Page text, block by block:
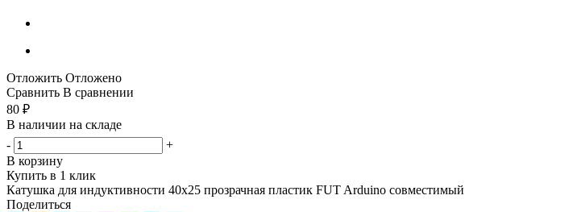
Отложить Отложено
Сравнить В сравнении
80 ₽
В наличии на складе
-
+
В корзину
Купить в 1 клик
Катушка для индуктивности 40x25 прозрачная пластик FUT Arduino совместимый
Поделиться